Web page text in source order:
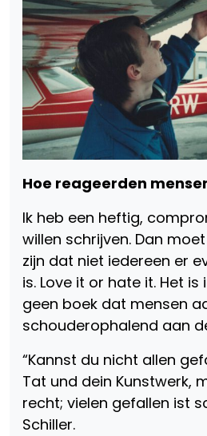
Hoe reageerden
Ik heb een heftig,
willen schrijven. Dan
zijn dat niet iedereen er
is. Love it or hate it. Het is
geen boek dat mensen
schouderophalend aan
“Kannst du nicht allen
Tat und dein Kunstwerk,
recht; vielen gefallen ist
Schiller.